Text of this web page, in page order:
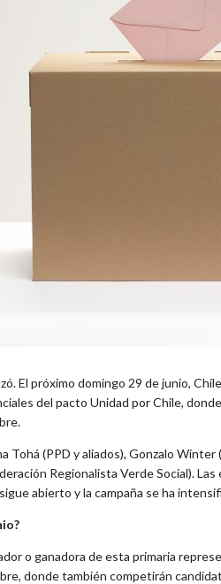
El próximo domingo 29 de junio,
del pacto Unidad por Chile,
Tohá (PPD y aliados), Gonzalo
Regionalista Verde Social).
abierto y la campaña se ha
o ganadora de esta primaria
donde también competirán